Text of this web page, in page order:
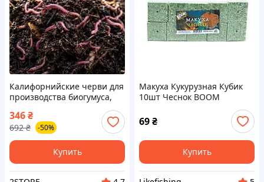
Калифорнийские черви для
производства биогумуса,
компостирования пищевых
отходов
346₴
692 ₴ -50%
Купить
Макуха Кукурузная Кубик
10шт Чеснок BOOM
69₴
Купить